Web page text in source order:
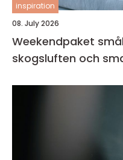
inspiration
08. July 2026
Weekendpaket småland
skogsluften och